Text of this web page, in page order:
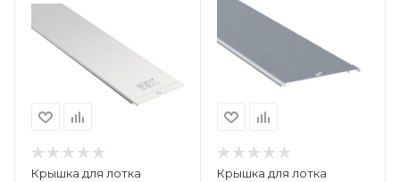
Крышка для лотка
Крышка для лотка